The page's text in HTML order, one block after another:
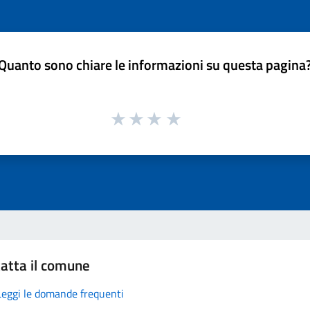
sono chiare le informazioni su questa
il comune
le domande frequenti